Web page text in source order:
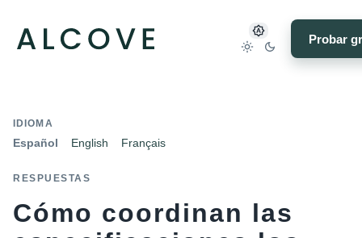
Probar
IDIOMA
Español English Français
RESPUESTAS
Cómo coordinan las